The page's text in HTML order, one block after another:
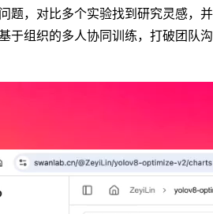
题，对比多个实验找到研究灵感，
于组织的多人协同训练，打破团队